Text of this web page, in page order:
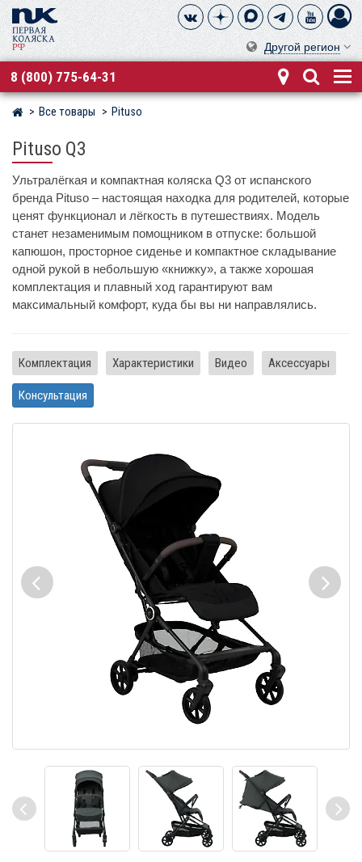
Другой регион
8 (800) 775-64-31
Магазин детских колясок
Все товары Pituso
Pituso Q3
Ультралёгкая и компактная коляска Q3 от испанского
бренда Pituso – настоящая находка для родителей, которые
ценят функционал и лёгкость в путешествиях. Модель
станет незаменимым помощником в отпуске: большой
капюшон, просторное сиденье и компактное складывание
одной рукой в небольшую «книжку», а также хорошая
комплектация и плавный ход гарантируют вам
максимальный комфорт, куда бы вы ни направлялись.
Комплектация Характеристики Видео Аксессуары
Консультация